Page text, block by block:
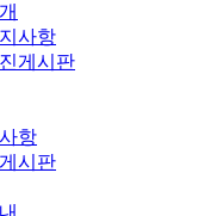
사항
게시판
항
시판